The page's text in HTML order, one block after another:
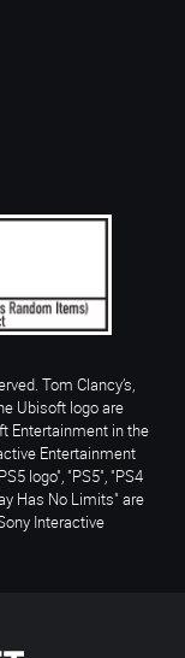
Tom Clancy’s,
Ubisoft logo are
Entertainment in the
Entertainment
logo", "PS5", "PS4
Has No Limits" are
Interactive